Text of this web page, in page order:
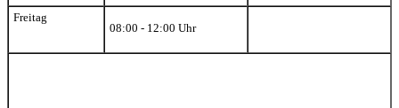
Freitag
08:00 - 12:00 Uhr